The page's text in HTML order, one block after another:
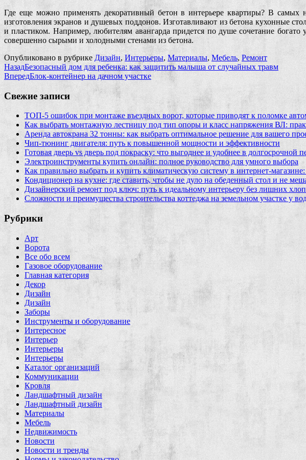
Где еще можно применять декоративный бетон в интерьере квартиры? В самых
изготовления экранов и душевых поддонов. Изготавливают из бетона кухонные
и пластиком. Например, любителям авангарда придется по душе сочетание
совершенно сырыми и холодными стенами из бетона.
Опубликовано в рубрике Дизайн, Интерьеры, Материалы, Мебель, Ремонт
НазадБезопасный дом для ребенка: как защитить малыша от случайных травм
ВпередБлок-контейнер на дачном участке
Свежие записи
ТОП-5 ошибок при монтаже въездных ворот, которые приводят к поломке
Как выбрать монтажную лестницу под тип опоры и класс напряжения ВЛ:
Аренда автокрана 32 тонны: как выбрать оптимальное решение для вашего
Чип‑тюнинг двигателя: путь к повышенной мощности и эффективности
Готовая дверь vs дверь под покраску: что выгоднее и удобнее в долгосрочной
Электроинструменты купить онлайн: полное руководство для умного выбора
Как правильно выбрать и купить климатическую систему в
Кондиционер на кухне: где ставить, чтобы не дуло на обеденный стол и не
Дизайнерский ремонт под ключ: путь к идеальному интерьеру без лишних
Сложности и преимущества строительства коттеджа на земельном участке у
Рубрики
Арт
Ворота
Все обо всем
Газовое оборудование
Главная категория
Декор
Дизайн
Дизайн
Заборы
Инструменты и оборудование
Интересное
Интерьер
Интерьеры
Интерьеры
Каталог организаций
Коммуникации
Кровля
Ландшафтный дизайн
Ландшафтный дизайн
Материалы
Мебель
Недвижимость
Новости
Новости и тренды